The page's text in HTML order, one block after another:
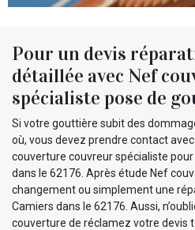
Pour un devis
détaillée avec Nef
spécialiste pose de
Si votre gouttière subit des
où, vous devez prendre contact
couverture couvreur spécialiste
dans le 62176. Après étude Nef
changement ou simplement une
Camiers dans le 62176. Aussi,
couverture de réclamez votre devis